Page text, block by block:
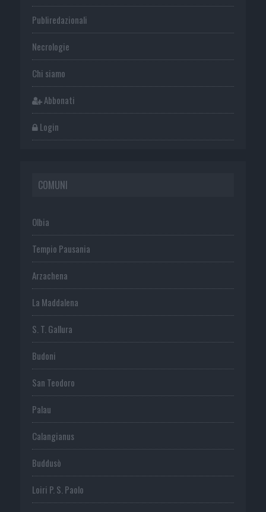
Publiredazionali
Necrologie
Chi siamo
Abbonati
Login
COMUNI
Olbia
Tempio Pausania
Arzachena
La Maddalena
S. T. Gallura
Budoni
San Teodoro
Palau
Calangianus
Buddusò
Loiri P. S. Paolo